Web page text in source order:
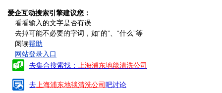
爱企互动搜索引擎建议您：
看看输入的文字是否有误
去掉可能不必要的字词，如“的”、“什么”等
阅读帮助
网站登录入口
去集合搜索找：
上海浦东地毯清洗公司
去 上海浦东地毯清洗公司吧讨论